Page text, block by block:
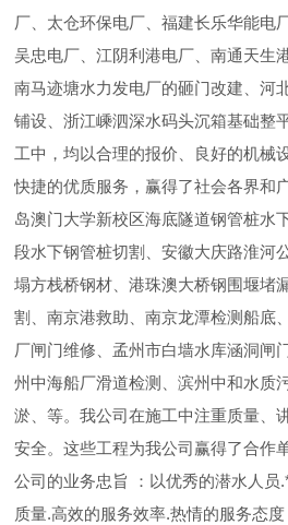
厂、太仓环保电厂、福建长乐华能电
吴忠电厂、江阴利港电厂、南通天生
南马迹塘水力发电厂的砸门改建、河
铺设、浙江嵊泗深水码头沉箱基础整
工中，均以合理的报价、良好的机械
快捷的优质服务，赢得了社会各界和
岛澳门大学新校区海底隧道钢管桩水
段水下钢管桩切割、安徽大庆路淮河
塌方栈桥钢材、港珠澳大桥钢围堰堵
割、南京港救助、南京龙潭检测船底
厂闸门维修、孟州市白墙水库涵洞闸
州中海船厂滑道检测、滨州中和水质
淤、等。我公司在施工中注重质量、
安全。这些工程为我公司赢得了合作
公司的业务忠旨 ：以优秀的潜水人员
质量.高效的服务效率.热情的服务态